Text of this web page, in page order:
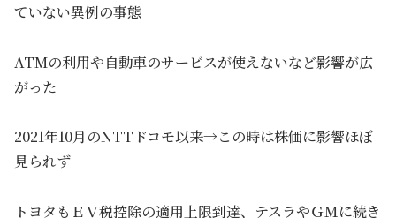
ていない異例の事態
ATMの利用や自動車のサービスが使えないなど影響が広
がった
2021年10月のNTTドコモ以来→この時は株価に影響ほぼ
見られず
トヨタもＥＶ税控除の適用上限到達、テスラやＧＭに続き